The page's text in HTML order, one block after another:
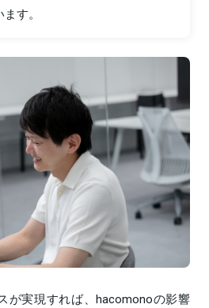
す。
が実現すれば、hacomonoの影響